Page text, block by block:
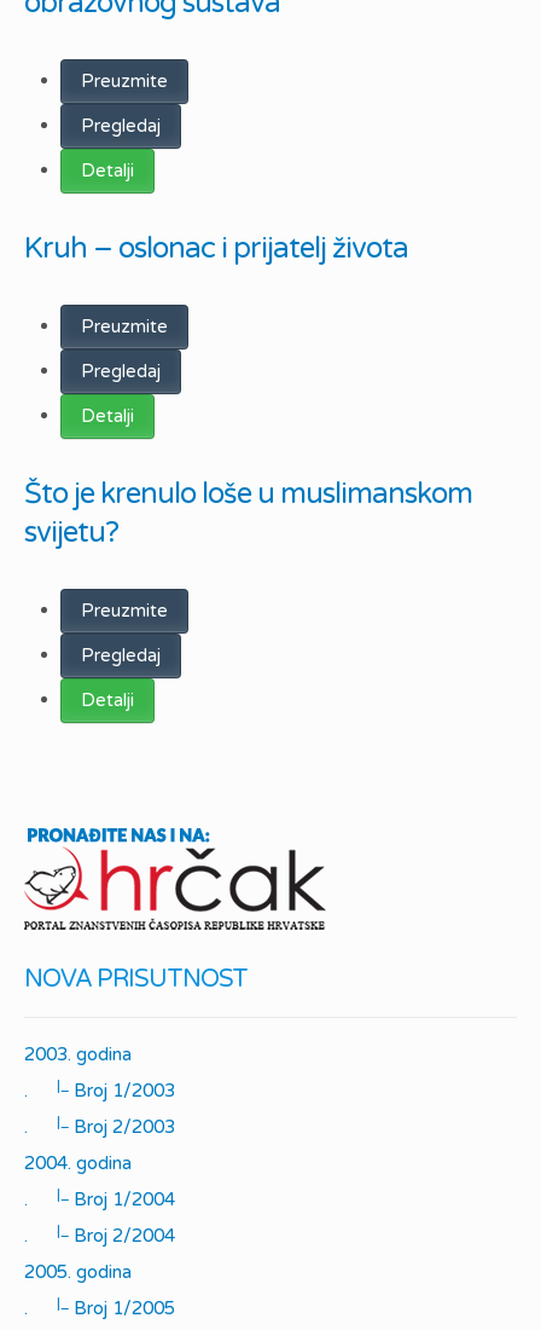
Preuzmite
Pregledaj
Detalji
Kruh – oslonac i prijatelj života
Preuzmite
Pregledaj
Detalji
Što je krenulo loše u muslimanskom
svijetu?
Preuzmite
Pregledaj
Detalji
NOVA PRISUTNOST
2003. godina
.
|_
Broj 1/2003
.
|_
Broj 2/2003
2004. godina
.
|_
Broj 1/2004
.
|_
Broj 2/2004
2005. godina
.
|_
Broj 1/2005